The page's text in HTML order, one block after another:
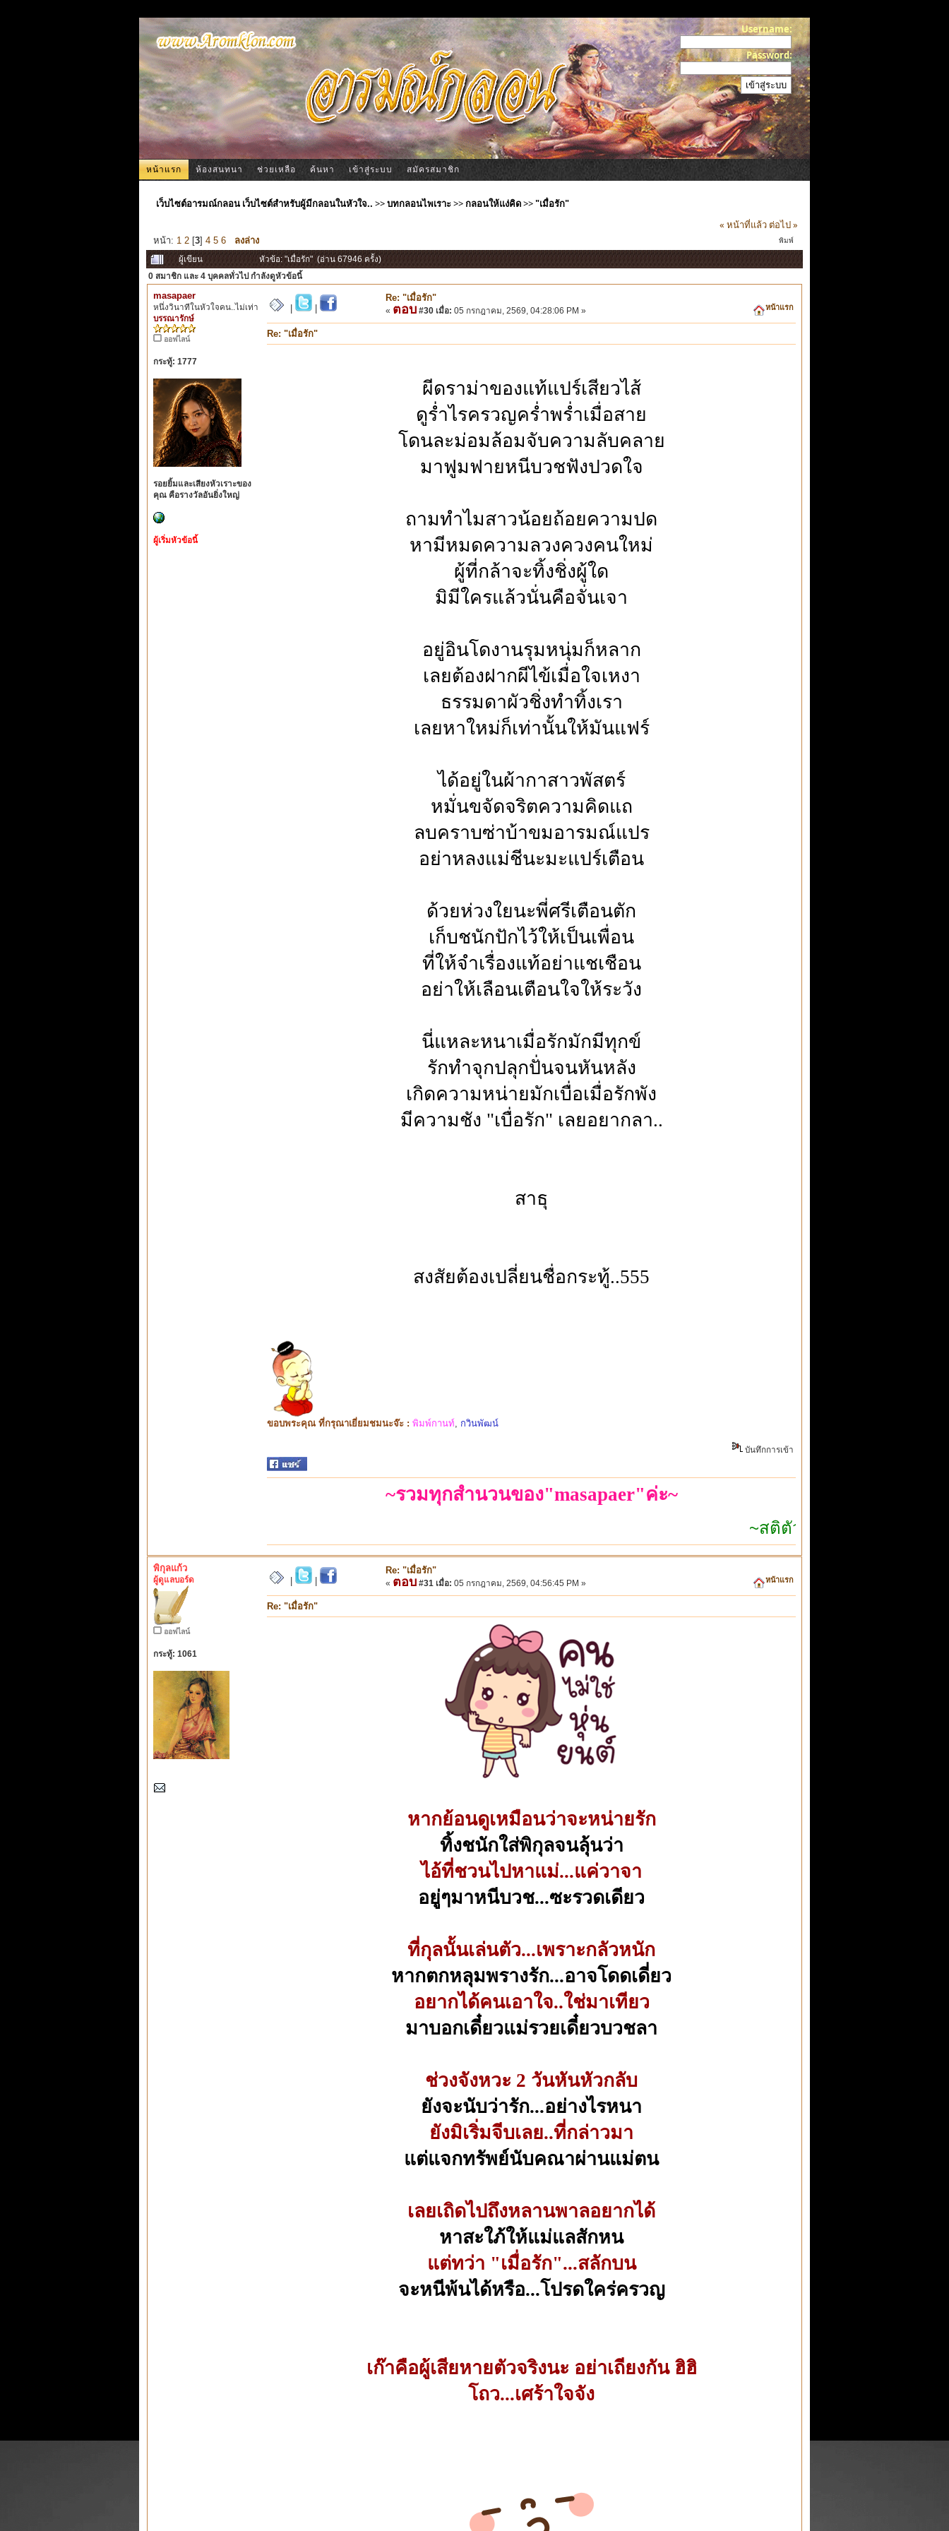
Username:
Password:
หน้าแรก ห้องสนทนา ช่วยเหลือ ค้นหา เข้าสู่ระบบ สมัครสมาชิก
เว็บไซต์อารมณ์กลอน เว็บไซต์สำหรับผู้มีกลอนในหัวใจ.. >>บทกลอนไพเราะ>>กลอนให้แง่คิด>>"เมื่อรัก"
หน้า: 1 2 [3] 4 5 6 ลงล่าง
« หน้าที่แล้ว ต่อไป »
พิมพ์
ผู้เขียน
หัวข้อ: "เมื่อรัก" (อ่าน 67946 ครั้ง)
0 สมาชิก และ 4 บุคคลทั่วไป กำลังดูหัวข้อนี้
masapaer
หนึ่งวินาทีในหัวใจคน..ไม่เท่า
บรรณารักษ์
ออฟไลน์
กระทู้: 1777
รอยยิ้มและเสียงหัวเราะของ
คุณ คือรางวัลอันยิ่งใหญ่
ผู้เริ่มหัวข้อนี้
Re: "เมื่อรัก"
« ตอบ #30 เมื่อ: 05 กรกฎาคม, 2569, 04:28:06 PM » หน้าแรก
Re: "เมื่อรัก"
ผีดราม่าของแท้แปร์เสียวไส้
ดูร่ำไรครวญคร่ำพร่ำเมื่อสาย
โดนละม่อมล้อมจับความลับคลาย
มาฟูมฟายหนีบวชฟังปวดใจ
ถามทำไมสาวน้อยถ้อยความปด
หามีหมดความลวงควงคนใหม่
ผู้ที่กล้าจะทิ้งชิ่งผู้ใด
มิมีใครแล้วนั่นคือจั่นเจา
อยู่อินโดงานรุมหนุ่มก็หลาก
เลยต้องฝากผีไข้เมื่อใจเหงา
ธรรมดาผัวชิ่งทำทิ้งเรา
เลยหาใหม่ก็เท่านั้นให้มันแฟร์
ได้อยู่ในผ้ากาสาวพัสตร์
หมั่นขจัดจริตความคิดแถ
ลบคราบซ่าบ้าขมอารมณ์แปร
อย่าหลงแม่ชีนะมะแปร์เตือน
ด้วยห่วงใยนะพี่ศรีเตือนตัก
เก็บชนักปักไว้ให้เป็นเพื่อน
ที่ให้จำเรื่องแท้อย่าแชเชือน
อย่าให้เลือนเตือนใจให้ระวัง
นี่แหละหนาเมื่อรักมักมีทุกข์
รักทำจุกปลุกปั่นจนหันหลัง
เกิดความหน่ายมักเบื่อเมื่อรักพัง
มีความชัง "เบื่อรัก" เลยอยากลา..
สาธุ
สงสัยต้องเปลี่ยนชื่อกระทู้..555
ขอบพระคุณ ที่กรุณาเยี่ยมชมนะจ๊ะ : พิมพ์กานท์ กวินพัฒน์
บันทึกการเข้า
~รวมทุกสำนวนของ"masapaer"ค่ะ~
~สติตัวเดียวก็เอาอยู่~
พิกุลแก้ว
ผู้ดูแลบอร์ด
ออฟไลน์
กระทู้: 1061
Re: "เมื่อรัก"
« ตอบ #31 เมื่อ: 05 กรกฎาคม, 2569, 04:56:45 PM » หน้าแรก
Re: "เมื่อรัก"
หากย้อนดูเหมือนว่าจะหน่ายรัก
ทิ้งชนักใส่พิกุลจนลุ้นว่า
ไอ้ที่ชวนไปหาแม่...แค่วาจา
อยู่ๆมาหนีบวช...ซะรวดเดียว
ที่กุลนั้นเล่นตัว...เพราะกลัวหนัก
หากตกหลุมพรางรัก...อาจโดดเดี่ยว
อยากได้คนเอาใจ..ใช่มาเทียว
มาบอกเดี๋ยวแม่รวยเดี๋ยวบวชลา
ช่วงจังหวะ 2 วันหันหัวกลับ
ยังจะนับว่ารัก...อย่างไรหนา
ยังมิเริ่มจีบเลย..ที่กล่าวมา
แต่แจกทรัพย์นับคณาผ่านแม่ตน
เลยเถิดไปถึงหลานพาลอยากได้
หาสะใภ้ให้แม่แลสักหน
แต่ทว่า "เมื่อรัก"...สลักบน
จะหนีพ้นได้หรือ...โปรดใคร่ครวญ
เก๊าคือผู้เสียหายตัวจริงนะ อย่าเถียงกัน ฮิฮิ
โถว...เศร้าใจจัง